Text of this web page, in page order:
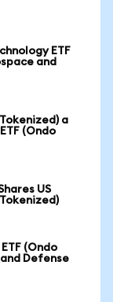
ETF
and
a
(Ondo
US
(Ondo
Defense